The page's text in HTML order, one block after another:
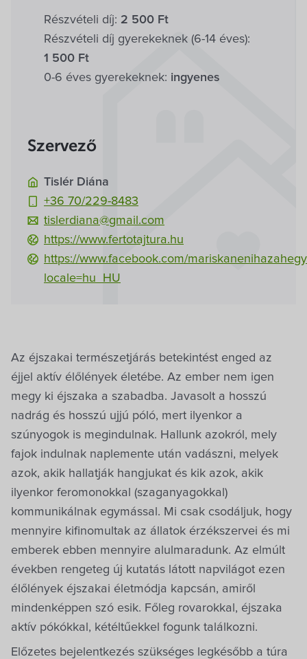
Az éjszakai természetjárás betekintést enged az
éjjel aktív élőlények életébe. Az ember nem igen
megy ki éjszaka a szabadba. Javasolt a hosszú
nadrág és hosszú ujjú póló, mert ilyenkor a
szúnyogok is megindulnak. Hallunk azokról, mely
fajok indulnak naplemente után vadászni, melyek
azok, akik hallatják hangjukat és kik azok, akik
ilyenkor feromonokkal (szaganyagokkal)
kommunikálnak egymással. Mi csak csodáljuk, hogy
mennyire kifinomultak az állatok érzékszervei és mi
emberek ebben mennyire alulmaradunk. Az elmúlt
években rengeteg új kutatás látott napvilágot ezen
élőlények éjszakai életmódja kapcsán, amiről
mindenképpen szó esik. Főleg rovarokkal, éjszaka
aktív pókókkal, kétéltűekkel fogunk találkozni.
Előzetes bejelentkezés szükséges legkésőbb a túra
Részvételi díj: 2 500 Ft
Részvételi díj gyerekeknek (6-14 éves):
1 500 Ft
0-6 éves gyerekeknek: ingyenes
Szervező
Tislér Diána
+36 70/229-8483
tislerdiana@gmail.com
https://www.fertotajtura.hu
https://www.facebook.com/
locale=hu_HU